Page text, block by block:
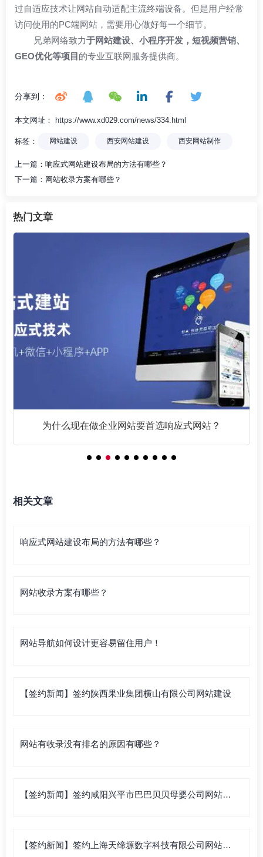
过自适应技术让网站自动适配主流终端设备。但是用户经常
访问使用的PC端网站，需要用心做好每一个细节。
兄弟网络致力于网站建设、小程序开发，短视频营销、
GEO优化等项目 的专业互联网服务提供商。
分享到：
本文网址： https://www.xd029.com/news/334.html
标签： 网站建设 西安网站建设 西安网站制作
上一篇： 响应式网站建设布局的方法有哪些？
下一篇： 网站收录方案有哪些？
热门文章
为什么现在做企业网站要首选响应式网站？
相关文章
响应式网站建设布局的方法有哪些？
网站收录方案有哪些？
网站导航如何设计更容易留住用户！
【签约新闻】签约陕西果业集团横山有限公司网站建设
网站有收录没有排名的原因有哪些？
【签约新闻】签约咸阳兴平市巴巴贝贝母婴公司网站建
【签约新闻】签约上海天缔塬数字科技有限公司网站建